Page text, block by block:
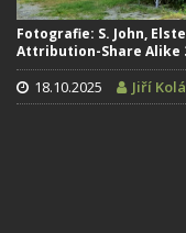
Fotografie: S. John,
Attribution-Share Alike
18.10.2025 Jiří